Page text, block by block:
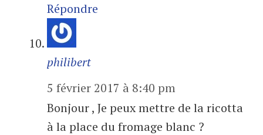
Répondre
philibert
5 février 2017 à 8:40 pm
Bonjour , Je peux mettre de la ricotta
à la place du fromage blanc ?